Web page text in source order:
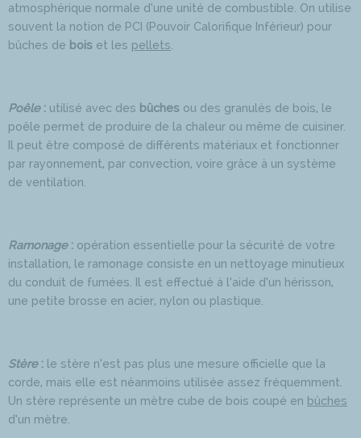
atmosphérique normale d’une unité de combustible. On utilise
souvent la notion de PCI (Pouvoir Calorifique Inférieur) pour
bûches de bois et les pellets
Poêle : utilisé avec des bûches ou des granulés de bois, le
poêle permet de produire de la chaleur ou même de cuisiner.
Il peut être composé de différents matériaux et fonctionner
par rayonnement, par convection, voire grâce à un système
de ventilation.
Ramonage : opération essentielle pour la sécurité de votre
installation, le ramonage consiste en un nettoyage minutieux
du conduit de fumées. Il est effectué à l’aide d’un hérisson,
une petite brosse en acier, nylon ou plastique.
Stère : le stère n’est pas plus une mesure officielle que la
corde, mais elle est néanmoins utilisée assez fréquemment.
Un stère représente un mètre cube de bois coupé en bûches
d’un mètre.